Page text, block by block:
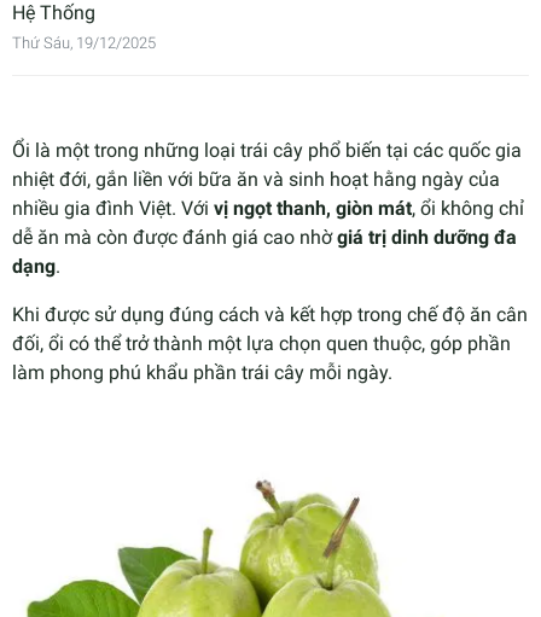
Hệ Thống
Thứ Sáu, 19/12/2025
Ổi là một trong những loại trái cây phổ biến tại các quốc gia
nhiệt đới, gắn liền với bữa ăn và sinh hoạt hằng ngày của
nhiều gia đình Việt. Với vị ngọt thanh, giòn mát, ổi không chỉ
dễ ăn mà còn được đánh giá cao nhờgiá trị dinh dưỡng đa
dạng.
Khi được sử dụng đúng cách và kết hợp trong chế độ ăn cân
đối, ổi có thể trở thành một lựa chọn quen thuộc, góp phần
làm phong phú khẩu phần trái cây mỗi ngày.